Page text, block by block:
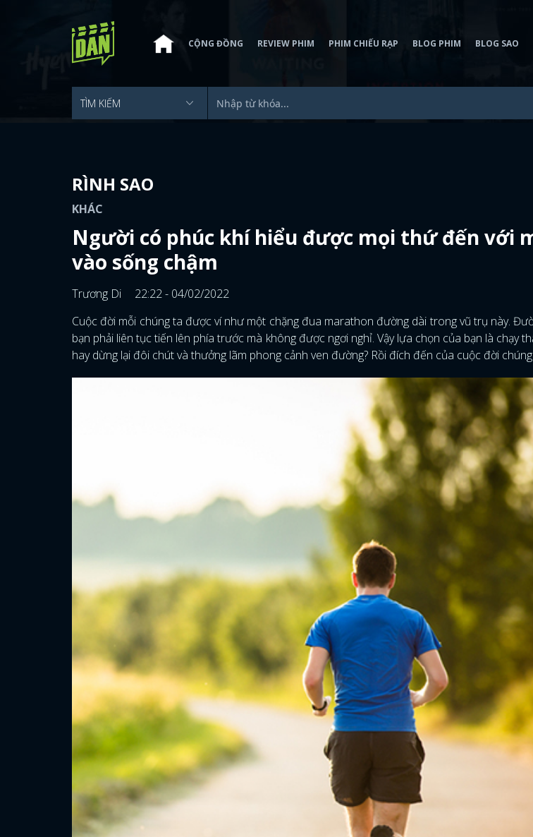
CỘNG ĐỒNG REVIEW PHIM PHIM CHIẾU RẠP BLOG PHIM BLOG SAO
RÌNH SAO
KHÁC
Người có phúc khí hiểu được mọi thứ đến với
vào sống chậm
Trương Di
22:22 - 04/02/2022
Cuộc đời mỗi chúng ta được ví như một chặng đua marathon đường dài trong vũ trụ này.
bạn phải liên tục tiến lên phía trước mà không được ngơi nghỉ. Vậy lựa chọn của bạn là chạy
hay dừng lại đôi chút và thưởng lãm phong cảnh ven đường? Rồi đích đến của cuộc đời